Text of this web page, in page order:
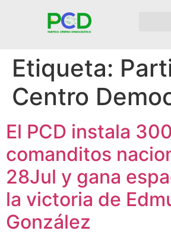
Etiqueta:
Centro
El PCD instala 300
comanditos
28Jul y gana
la victoria de
González